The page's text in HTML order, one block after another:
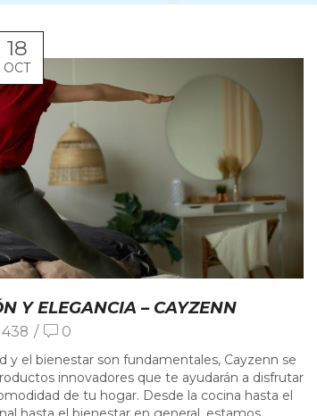
18
OCT
Y ELEGANCIA – CAYZENN
/ 0
y el bienestar son fundamentales, Cayzenn se
innovadores que te ayudarán a disfrutar
de tu hogar. Desde la cocina hasta el